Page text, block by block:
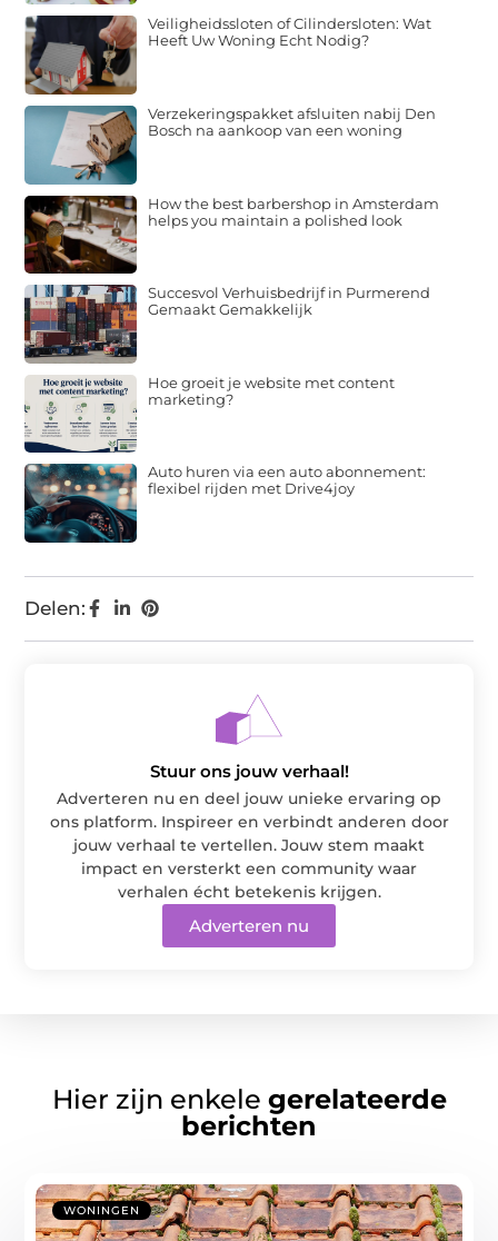
Delen:
Veiligheidssloten of Cilindersloten: Wat
Heeft Uw Woning Echt Nodig?
Verzekeringspakket afsluiten nabij Den
Bosch na aankoop van een woning
How the best barbershop in Amsterdam
helps you maintain a polished look
Succesvol Verhuisbedrijf in Purmerend
Gemaakt Gemakkelijk
Hoe groeit je website met content
marketing?
Auto huren via een auto abonnement:
flexibel rijden met Drive4joy
Stuur ons jouw verhaal!
Adverteren nu en deel jouw unieke ervaring op
ons platform. Inspireer en verbindt anderen door
jouw verhaal te vertellen. Jouw stem maakt
impact en versterkt een community waar
verhalen écht betekenis krijgen.
Adverteren nu
Hier zijn enkele gerelateerde
berichten
WONINGEN